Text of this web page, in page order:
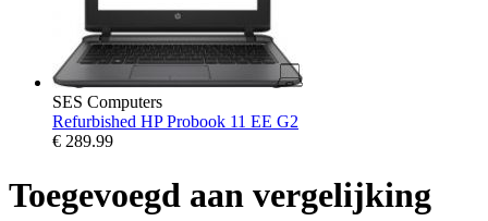
SES Computers
Refurbished HP Probook 11 EE G2
€ 289.99
Toegevoegd aan vergelijking